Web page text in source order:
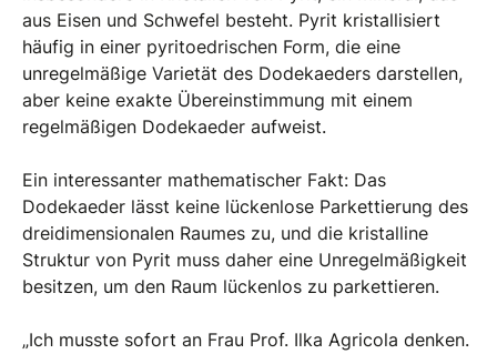
aus Eisen und Schwefel besteht. Pyrit kristallisiert
häufig in einer pyritoedrischen Form, die eine
unregelmäßige Varietät des Dodekaeders darstellen,
aber keine exakte Übereinstimmung mit einem
regelmäßigen Dodekaeder aufweist.
Ein interessanter mathematischer Fakt: Das
Dodekaeder lässt keine lückenlose Parkettierung des
dreidimensionalen Raumes zu, und die kristalline
Struktur von Pyrit muss daher eine Unregelmäßigkeit
besitzen, um den Raum lückenlos zu parkettieren.
„Ich musste sofort an Frau Prof. Ilka Agricola denken.